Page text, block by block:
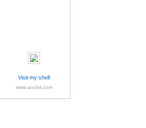
Visit my shelf
www.anobii.com